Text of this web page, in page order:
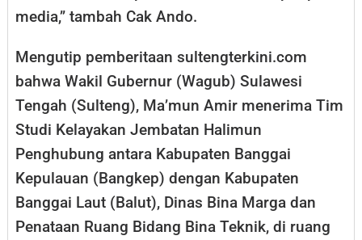
media,’’ tambah Cak Ando.
Mengutip pemberitaan sultengterkini.com
bahwa Wakil Gubernur (Wagub) Sulawesi
Tengah (Sulteng), Ma’mun Amir menerima Tim
Studi Kelayakan Jembatan Halimun
Penghubung antara Kabupaten Banggai
Kepulauan (Bangkep) dengan Kabupaten
Banggai Laut (Balut), Dinas Bina Marga dan
Penataan Ruang Bidang Bina Teknik, di ruang